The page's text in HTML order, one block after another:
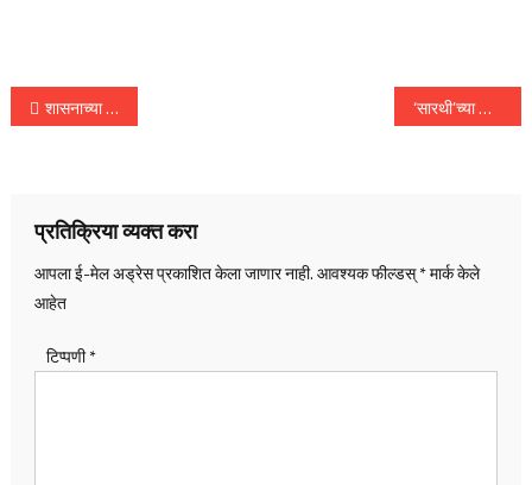
पोस्टचे
शासनाच्या योजना पात्र लाभार्थ्यांपर्यंत पोहाेचवा – राज्यमंत्री योगेश कदम ‘सारथी’च्या योजनांचा ग्रामीण भागातील लक्षित गटांपर्यंत विस्तार करावा – जलसंपदा मंत्री राधाकृष्ण विखे पाटील
प्रतिक्रिया व्यक्त करा
आपला ई-मेल अड्रेस प्रकाशित केला जाणार नाही.आवश्यक फील्डस्*मार्क केले
आहेत
टिप्पणी*